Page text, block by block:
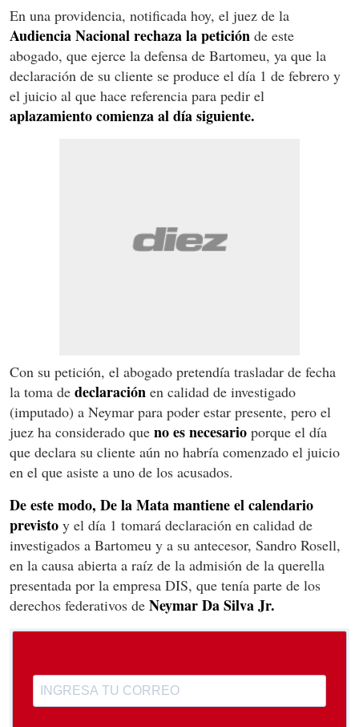
En una providencia, notificada hoy, el juez de la
Audiencia Nacional rechaza la petición de este
abogado, que ejerce la defensa de Bartomeu, ya que la
declaración de su cliente se produce el día 1 de febrero y
el juicio al que hace referencia para pedir el
aplazamiento comienza al día siguiente.
Con su petición, el abogado pretendía trasladar de fecha
la toma de declaración en calidad de investigado
(imputado) a Neymar para poder estar presente, pero el
juez ha considerado que no es necesario porque el día
que declara su cliente aún no habría comenzado el juicio
en el que asiste a uno de los acusados.
De este modo, De la Mata mantiene el calendario
previsto y el día 1 tomará declaración en calidad de
investigados a Bartomeu y a su antecesor, Sandro Rosell,
en la causa abierta a raíz de la admisión de la querella
presentada por la empresa DIS, que tenía parte de los
derechos federativos de Neymar Da Silva Jr.